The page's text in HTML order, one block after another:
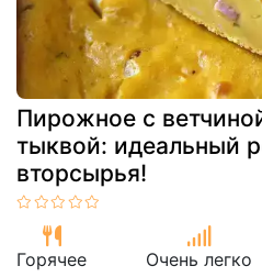
Пирожное с
тыквой: идеальный
вторсырья!
Горячее Очень легко